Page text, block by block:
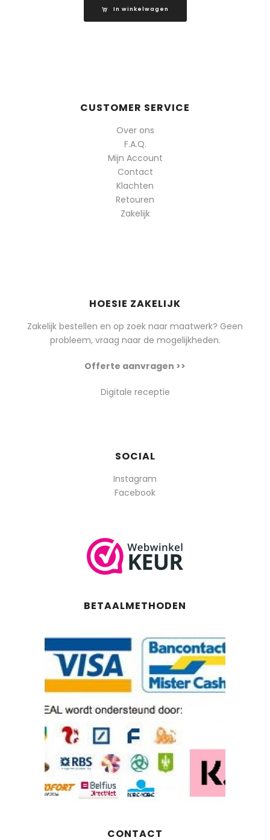
In winkelwagen
CUSTOMER SERVICE
Over ons
F.A.Q.
Mijn Account
Contact
Klachten
Retouren
Zakelijk
HOESIE ZAKELIJK
Zakelijk bestellen en op zoek naar maatwerk? Geen
probleem, vraag naar de mogelijkheden.
Offerte aanvragen >>
Digitale receptie
SOCIAL
Instagram
Facebook
BETAALMETHODEN
CONTACT